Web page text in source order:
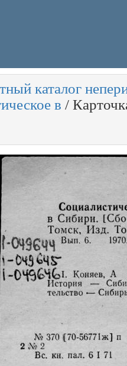
каталог
в /